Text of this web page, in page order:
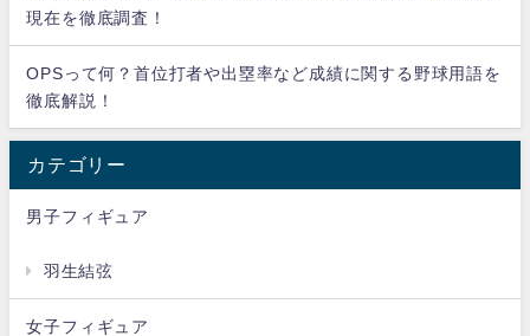
現在を徹底調査！
OPSって何？首位打者や出塁率など成績に関する野球用語を
徹底解説！
カテゴリー
男子フィギュア
羽生結弦
女子フィギュア